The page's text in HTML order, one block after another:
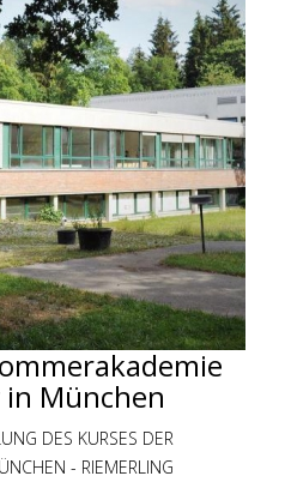
München
DES KURSES DER
- RIEMERLING